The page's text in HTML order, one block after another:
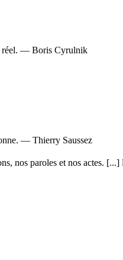
réel. — Boris Cyrulnik
— Thierry Saussez
nos paroles et nos actes.